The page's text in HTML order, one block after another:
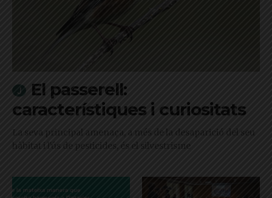
El passerell:
característiques i curiositats
La seva principal amenaça, a més de la desaparició del seu
hàbitat i l'ús de pesticides, és el silvestrisme